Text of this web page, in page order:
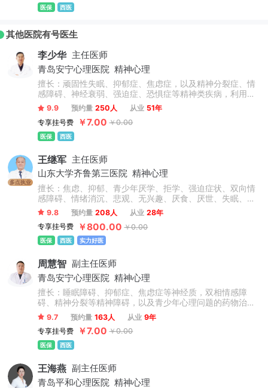
医保 西医
其他医院有号医生
李少华 主任医师
青岛安宁心理医院 精神心理
擅长：顽固性失眠、抑郁症、焦虑症，以及精神分裂症、情
感障碍、神经衰弱、强迫症、恐惧症等精神类疾病，利用中
西医结合的方式对疑难性失眠、抑郁和精神疾病有显著疗
效。
9.9 预约量 250人 从业 51年
专享挂号费
￥7.00 ￥0.00
医保 西医
多点执业
王继军 主任医师
山东大学齐鲁第三医院 精神心理
擅长：焦虑、抑郁、青少年厌学、拒学、强迫症状、双向情
感障碍、情绪消沉、悲观、无兴趣、厌食、厌世、失眠、多
梦早醒、恐惧、社交困难、人际关系紧张等心身不适的咨询
及治疗。
9.8 预约量 208人 从业 28年
专享挂号费
￥800.00 ￥0.00
医保 西医 实力好医
周慧智 副主任医师
青岛安宁心理医院 精神心理
擅长：睡眠障碍、抑郁症、焦虑症等神经质，双相情感障
碍、精神分裂等精神障碍，以及青少年心理问题的药物治
疗、物理治疗和心理治疗相结合的模式。
9.7 预约量 163人 从业 9年
专享挂号费
￥7.00 ￥0.00
医保 西医
王海燕 副主任医师
青岛平和心理医院 精神心理